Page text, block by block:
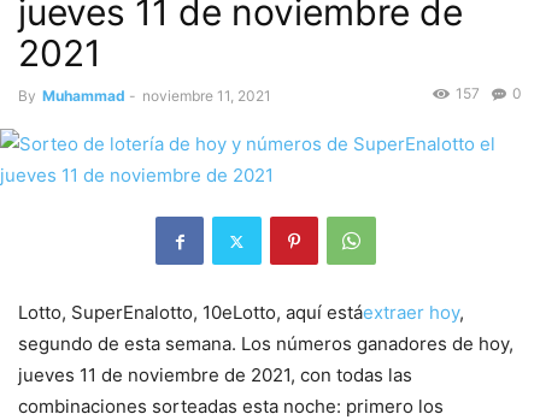
jueves 11 de noviembre de
2021
By Muhammad - noviembre 11, 2021 0
157
Lotto, SuperEnalotto, 10eLotto, aquí estáextraer hoy,
segundo de esta semana. Los números ganadores de hoy,
jueves 11 de noviembre de 2021, con todas las
combinaciones sorteadas esta noche: primero los